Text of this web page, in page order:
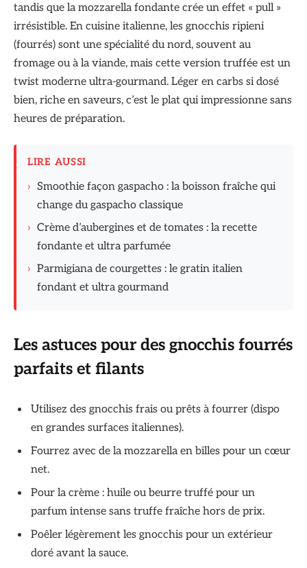
tandis que la mozzarella fondante crée un effet « pull »
irrésistible. En cuisine italienne, les gnocchis ripieni
(fourrés) sont une spécialité du nord, souvent au
fromage ou à la viande, mais cette version truffée est un
twist moderne ultra-gourmand. Léger en carbs si dosé
bien, riche en saveurs, c’est le plat qui impressionne sans
heures de préparation.
LIRE AUSSI
› Smoothie façon gaspacho : la boisson fraîche qui
change du gaspacho classique
› Crème d’aubergines et de tomates : la recette
fondante et ultra parfumée
› Parmigiana de courgettes : le gratin italien
fondant et ultra gourmand
Les astuces pour des gnocchis fourrés
parfaits et filants
Utilisez des gnocchis frais ou prêts à fourrer (dispo
en grandes surfaces italiennes).
Fourrez avec de la mozzarella en billes pour un cœur
net.
Pour la crème : huile ou beurre truffé pour un
parfum intense sans truffe fraîche hors de prix.
Poêler légèrement les gnocchis pour un extérieur
doré avant la sauce.